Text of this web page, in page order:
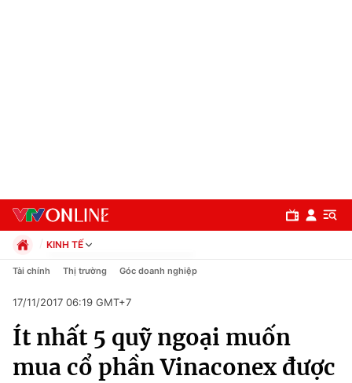
Chuyên mục
KINH TẾ
Chính trị
Pháp luật
Kinh tế
Thể thao
Truyền hình
Tài chính Thị trường Góc doanh nghiệp
17/11/2017 06:19 GMT+7
Ít nhất 5 quỹ ngoại muốn
mua cổ phần Vinaconex được